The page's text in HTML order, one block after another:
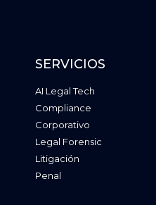
SERVICIOS
AI Legal Tech
Compliance
Corporativo
Legal Forensic
Litigación
Penal